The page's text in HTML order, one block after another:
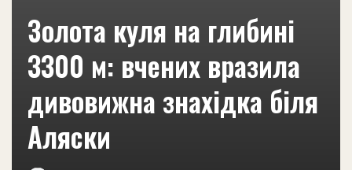
Золота куля на глибині
3300 м: вчених вразила
дивовижна знахідка біля
Аляски